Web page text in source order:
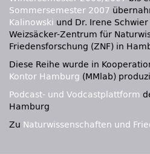
Sommersemester 2007
Kalinowski und Dr. Irene
Weizsäcker-Zentrum für
Friedensforschung (ZNF) in
Diese Reihe wurde in
Kontor Hamburg (MMlab)
Podcast- und Vodcastplattform
Hamburg
Zu Naturwissenschaften und